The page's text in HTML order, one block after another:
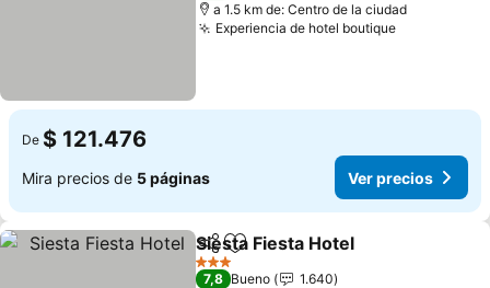
a 1.5 km de: Centro de la ciudad
Experiencia de hotel boutiqueVer precios
De $ 121.476
Mira precios de 5 páginas Ver precios
CompartirAgregar a favoritos
Siesta Fiesta Hotel
3 Estrellas
7,8 Bueno
1.640